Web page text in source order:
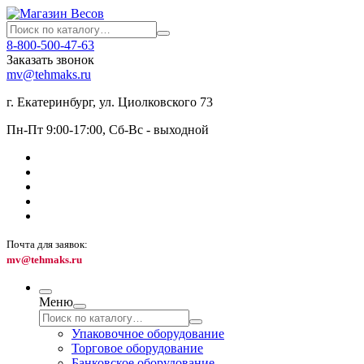
8-800-500-47-63
Заказать звонок
mv@tehmaks.ru
г. Екатеринбург, ул. Циолковского 73
Пн-Пт 9:00-17:00, Сб-Вс - выходной
Почта для заявок:
mv@tehmaks.ru
Меню
Упаковочное оборудование
Торговое оборудование